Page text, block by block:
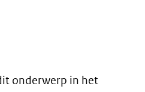
onderwerp in het